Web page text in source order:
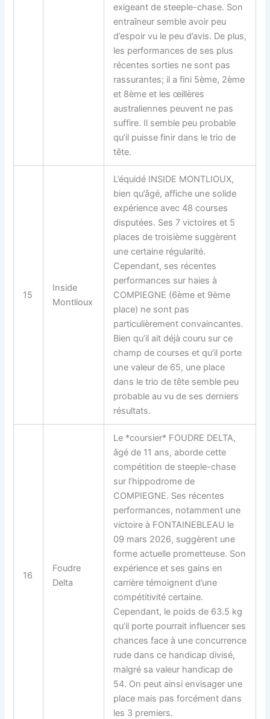
exigeant de steeple-chase. Son
entraîneur semble avoir peu
d’espoir vu le peu d’avis. De plus,
les performances de ses plus
récentes sorties ne sont pas
rassurantes; il a fini 5ème, 2ème
et 8ème et les œillères
australiennes peuvent ne pas
suffire. Il semble peu probable
qu’il puisse finir dans le trio de
tête.
15
Inside
Montlioux
L’équidé INSIDE MONTLIOUX,
bien qu’âgé, affiche une solide
expérience avec 48 courses
disputées. Ses 7 victoires et 5
places de troisième suggèrent
une certaine régularité.
Cependant, ses récentes
performances sur haies à
COMPIEGNE (6ème et 9ème
place) ne sont pas
particulièrement convaincantes.
Bien qu’il ait déjà couru sur ce
champ de courses et qu’il porte
une valeur de 65, une place
dans le trio de tête semble peu
probable au vu de ses derniers
résultats.
16
Foudre
Delta
Le *coursier* FOUDRE DELTA,
âgé de 11 ans, aborde cette
compétition de steeple-chase
sur l’hippodrome de
COMPIEGNE. Ses récentes
performances, notamment une
victoire à FONTAINEBLEAU le
09 mars 2026, suggèrent une
forme actuelle prometteuse. Son
expérience et ses gains en
carrière témoignent d’une
compétitivité certaine.
Cependant, le poids de 63.5 kg
qu’il porte pourrait influencer ses
chances face à une concurrence
rude dans ce handicap divisé,
malgré sa valeur handicap de
54. On peut ainsi envisager une
place mais pas forcément dans
les 3 premiers.